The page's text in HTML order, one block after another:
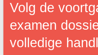
Volg de
examen
volledige